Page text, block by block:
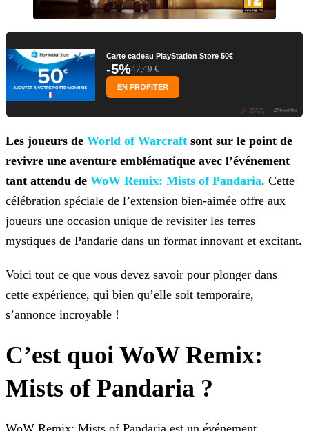
Carte cadeau PlayStation Store 50€
-5%47,49 €
EN PROFITER
Les joueurs de World of Warcraft sont sur le point de
revivre une aventure emblématique avec l’événement
tant attendu de WoW Remix: Mists ofPandaria. Cette
célébration spéciale de l’extension bien-aimée offre aux
joueurs une occasion unique de revisiter les terres
mystiques de Pandarie dans un format innovant et excitant.
Voici tout ce que vous devez savoir pour plonger dans
cette expérience, qui bien qu’elle soit temporaire,
s’annonce incroyable !
C’est quoi WoW Remix:
Mists of Pandaria ?